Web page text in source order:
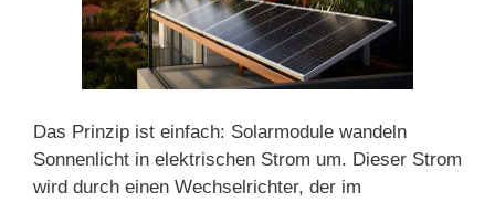
Das Prinzip ist einfach: Solarmodule wandeln
Sonnenlicht in elektrischen Strom um. Dieser Strom
wird durch einen Wechselrichter, der im